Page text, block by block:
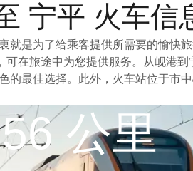
宁平 火车信
是为了给乘客提供所需要的愉快
在旅途中为您提供服务。从岘港
最佳选择。此外，火车站位于市
公里